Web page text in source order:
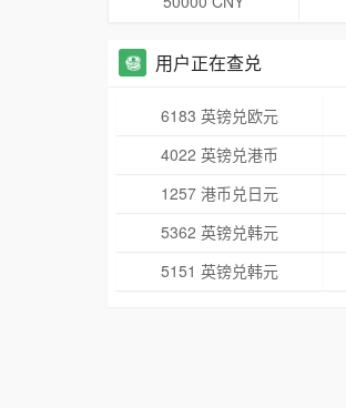
用户正在查兑
6183 英镑兑欧元
4022 英镑兑港币
1257 港币兑日元
5362 英镑兑韩元
5151 英镑兑韩元